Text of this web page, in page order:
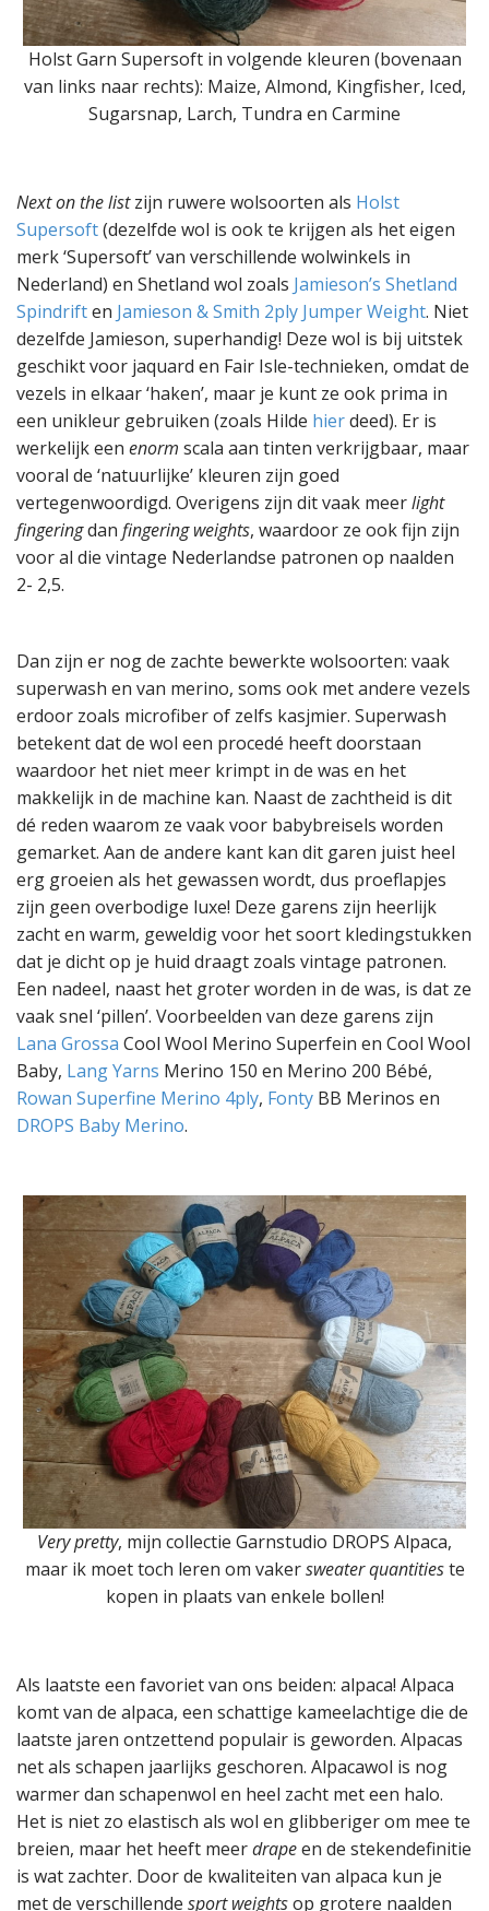
Holst Garn Supersoft in volgende kleuren (bovenaan
van links naar rechts): Maize, Almond, Kingfisher, Iced,
Sugarsnap, Larch, Tundra en Carmine
Next on the listzijn ruwere wolsoorten als Holst
Supersoft(dezelfde wol is ook te krijgen als het eigen
merk ‘Supersoft’ van verschillende wolwinkels in
Nederland) en Shetland wol zoals Jamieson’s Shetland
Spindriften Jamieson & Smith 2ply Jumper Weight. Niet
dezelfde Jamieson, superhandig! Deze wol is bij uitstek
geschikt voor jaquard en Fair Isle-technieken, omdat de
vezels in elkaar ‘haken’, maar je kunt ze ook prima in
een unikleur gebruiken (zoals Hilde hierdeed). Er is
werkelijk een enorm scala aan tinten verkrijgbaar, maar
vooral de ‘natuurlijke’ kleuren zijn goed
vertegenwoordigd. Overigens zijn dit vaak meerlight
fingeringdan fingering weights, waardoor ze ook fijn zijn
voor al die vintage Nederlandse patronen op naalden
2- 2,5.
Dan zijn er nog de zachte bewerkte wolsoorten: vaak
superwash en van merino, soms ook met andere vezels
erdoor zoals microfiber of zelfs kasjmier. Superwash
betekent dat de wol een procedé heeft doorstaan
waardoor het niet meer krimpt in de was en het
makkelijk in de machine kan. Naast de zachtheid is dit
dé reden waarom ze vaak voor babybreisels worden
gemarket. Aan de andere kant kan dit garen juist heel
erg groeien als het gewassen wordt, dus proeflapjes
zijn geen overbodige luxe! Deze garens zijn heerlijk
zacht en warm, geweldig voor het soort kledingstukken
dat je dicht op je huid draagt zoals vintage patronen.
Een nadeel, naast het groter worden in de was, is dat ze
vaak snel ‘pillen’. Voorbeelden van deze garens zijn
Lana Grossa Cool Wool Merino Superfein en Cool Wool
Baby, Lang Yarns Merino 150 en Merino 200 Bébé,
Rowan Superfine Merino 4ply, Fonty BB Merinos en
DROPS Baby Merino.
Very pretty, mijn collectie Garnstudio DROPS Alpaca,
maar ik moet toch leren om vakersweater quantitieste
kopen in plaats van enkele bollen!
Als laatste een favoriet van ons beiden: alpaca! Alpaca
komt van de alpaca, een schattige kameelachtige die de
laatste jaren ontzettend populair is geworden. Alpacas
net als schapen jaarlijks geschoren. Alpacawol is nog
warmer dan schapenwol en heel zacht met een halo.
Het is niet zo elastisch als wol en glibberiger om mee te
breien, maar het heeft meerdrapeen de stekendefinitie
is wat zachter. Door de kwaliteiten van alpaca kun je
met de verschillende sport weightsop grotere naalden